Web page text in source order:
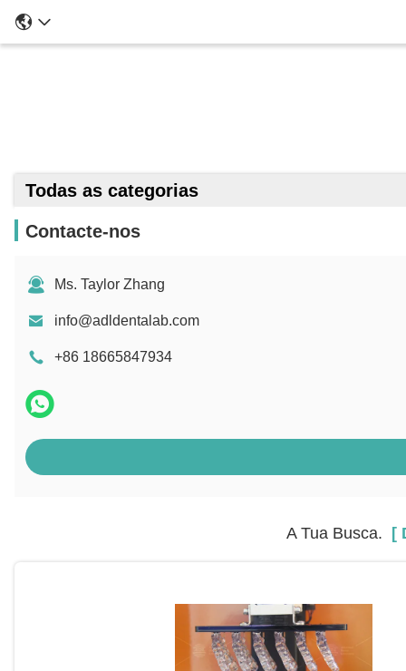
Todas as categorias
Contacte-nos
Ms. Taylor Zhang
info@adldentalab.com
+86 18665847934
A Tua Busca. [